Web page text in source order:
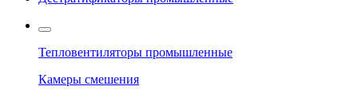
Тепловентиляторы промышленные
Камеры смешения